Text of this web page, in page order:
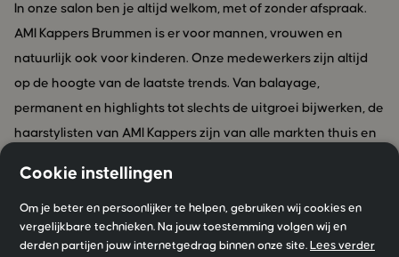
In onze salon ben je altijd welkom, met of zonder afspraak.
AMI Kappers Brummen is er voor mannen, vrouwen en
natuurlijk ook voor kinderen. Onze medewerkers zijn altijd
op de hoogte van de laatste trends. Van balayage,
permanent en highlights tot slechts de uitgroei bijwerken, de
haarstylisten van AMI Kappers zijn van alle markten thuis en
Wij zijn AMI Kappers Brummen en wij geloven dat het
accentueren van jouw identiteit ervoor zorgt dat jij je happy
voelt. Jij bent mooi, bijzonder en uniek en daar mag je trots
Cookie instellingen
Om je beter en persoonlijker te helpen, gebruiken wij cookies en
vergelijkbare technieken. Na jouw toestemming volgen wij en
derden partijen jouw internetgedrag binnen onze site. Lees verder